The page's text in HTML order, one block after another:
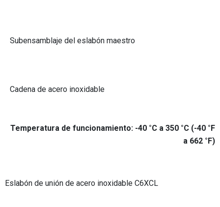
Subensamblaje del eslabón maestro
Cadena de acero inoxidable
Temperatura de funcionamiento: -40 °C a 350 °C (-40 °F
a 662 °F)
Eslabón de unión de acero inoxidable C6XCL